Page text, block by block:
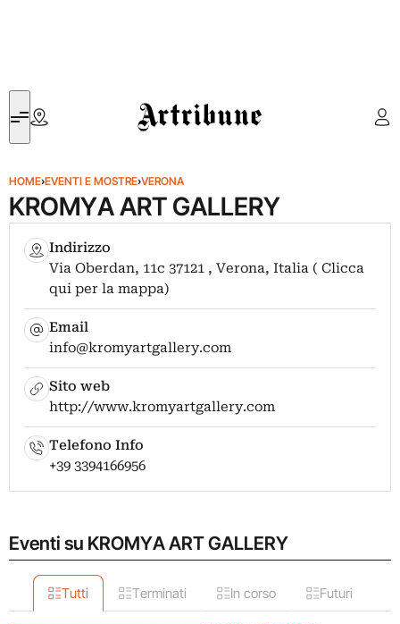
Artribune
HOME›EVENTI E MOSTRE›VERONA
KROMYA ART GALLERY
Indirizzo
Via Oberdan, 11c 37121 , Verona, Italia ( Clicca
qui per la mappa)
Email
info@kromyartgallery.com
Sito web
http://www.kromyartgallery.com
Telefono Info
+39 3394166956
Eventi su KROMYA ART GALLERY
Tutti Terminati In corso Futuri